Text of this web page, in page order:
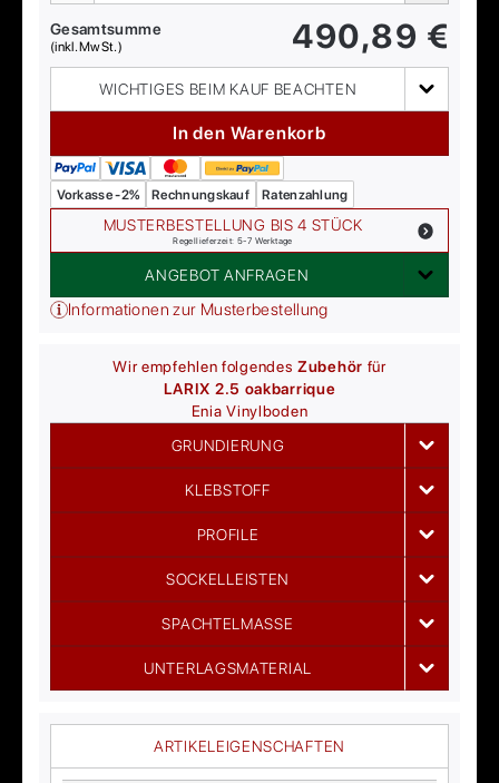
Gesamtsumme
(inkl. MwSt.) 490,89 €
WICHTIGES BEIM KAUF BEACHTEN
In den Warenkorb
Vorkasse -2% Rechnungskauf Ratenzahlung
MUSTERBESTELLUNG BIS 4 STÜCK
Regellieferzeit: 5-7 Werktage
ANGEBOT ANFRAGEN
Informationen zur Musterbestellung
Wir empfehlen folgendesZubehör für
LARIX 2.5 oakbarrique
Enia Vinylboden
GRUNDIERUNG
KLEBSTOFF
PROFILE
SOCKELLEISTEN
SPACHTELMASSE
UNTERLAGSMATERIAL
ARTIKELEIGENSCHAFTEN